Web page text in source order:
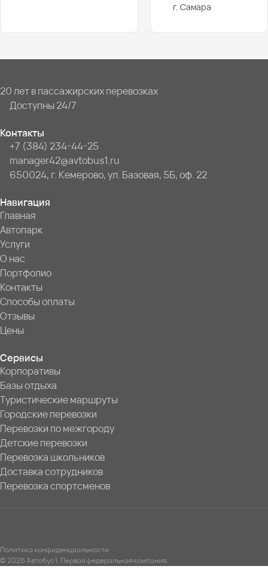
г. Самара
20 лет в пассажирских перевозках
Доступны 24/7
Контакты
+7 (384) 234-44-25
manager42@avtobus1.ru
650024, г. Кемерово, ул. Базовая, 5Б, оф. 22
Навигация
Главная
Автопарк
Услуги
О нас
Портфолио
Контакты
Способы оплаты
Отзывы
Цены
Сервисы
Корпоративы
Базы отдыха
Туристические маршруты
Городские перевозки
Перевозки по межгороду
Детские перевозки
Перевозка школьников
Доставка сотрудников
Перевозка спортсменов
Политика конфиденциальности
© 2026 Автобус1. Первая федеральная компания.